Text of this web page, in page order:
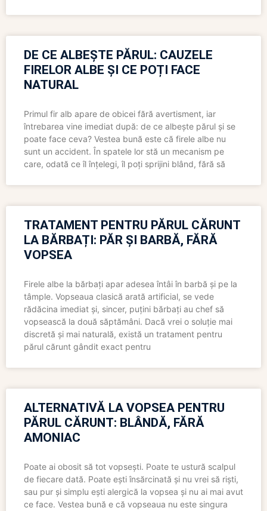
DE CE ALBEȘTE PĂRUL: CAUZELE
FIRELOR ALBE ȘI CE POȚI FACE
NATURAL
Primul fir alb apare de obicei fără avertisment, iar
întrebarea vine imediat după: de ce albește părul și se
poate face ceva? Vestea bună este că firele albe nu
sunt un accident. În spatele lor stă un mecanism pe
care, odată ce îl înțelegi, îl poți sprijini blând, fără să
TRATAMENT PENTRU PĂRUL CĂRUNT
LA BĂRBAȚI: PĂR ȘI BARBĂ, FĂRĂ
VOPSEA
Firele albe la bărbați apar adesea întâi în barbă și pe la
tâmple. Vopseaua clasică arată artificial, se vede
rădăcina imediat și, sincer, puțini bărbați au chef să
vopsească la două săptămâni. Dacă vrei o soluție mai
discretă și mai naturală, există un tratament pentru
părul cărunt gândit exact pentru
ALTERNATIVĂ LA VOPSEA PENTRU
PĂRUL CĂRUNT: BLÂNDĂ, FĂRĂ
AMONIAC
Poate ai obosit să tot vopsești. Poate te ustură scalpul
de fiecare dată. Poate ești însărcinată și nu vrei să riști,
sau pur și simplu ești alergică la vopsea și nu ai mai avut
ce face. Vestea bună e că vopseaua nu este singura